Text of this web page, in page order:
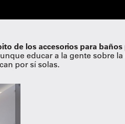
de los accesorios para
educar a la gente sobre
por sí solas.